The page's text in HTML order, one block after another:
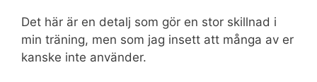
Det här är en detalj som gör en stor skillnad i
min träning, men som jag insett att många av er
kanske inte använder.